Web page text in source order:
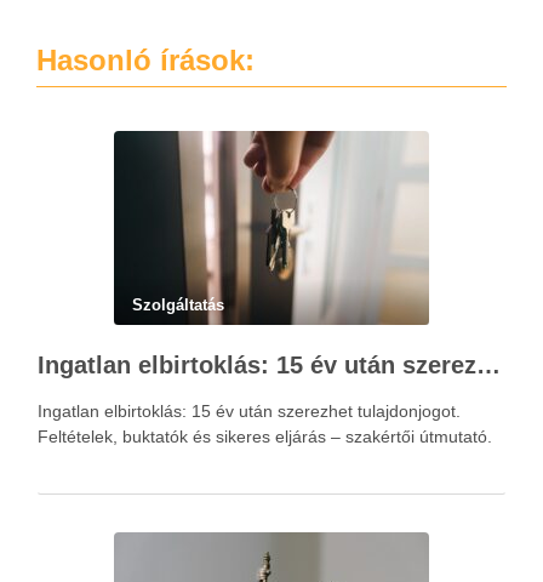
Hasonló írások:
Szolgáltatás
Ingatlan elbirtoklás: 15 év után szerezhet tulajdonjogot – szakértői útmutató
Ingatlan elbirtoklás: 15 év után szerezhet tulajdonjogot.
Feltételek, buktatók és sikeres eljárás – szakértői útmutató.